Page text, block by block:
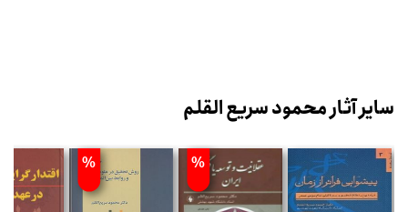
سایر آثار محمود سریع القلم
%
%